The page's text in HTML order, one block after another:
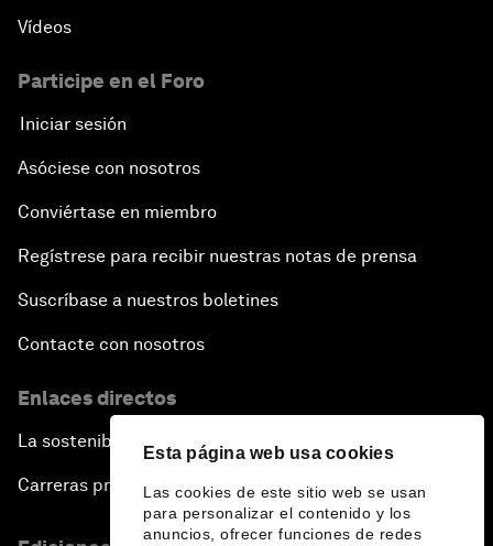
Esta página web usa cookies
Las cookies de este sitio web se usan
para personalizar el contenido y los
anuncios, ofrecer funciones de redes
Vídeos
Participe en el Foro
Iniciar sesión
Asóciese con nosotros
Conviértase en miembro
Regístrese para recibir nuestras notas de prensa
Suscríbase a nuestros boletines
Contacte con nosotros
Enlaces directos
La sostenibilidad en el Foro
Carreras profesionales